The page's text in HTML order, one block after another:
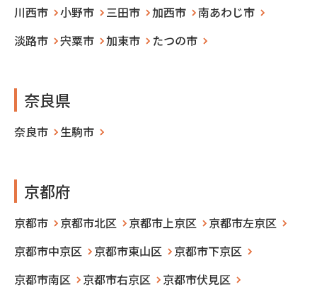
川西市
小野市 三田市 加西市
南あわじ市
淡路市
宍粟市 加東市 たつの市
奈良県
奈良市 生駒市
京都府
京都市 京都市北区 京都市上京区
京都市左京区
京都市中京区
京都市東山区
京都市下京区
京都市南区
京都市右京区
京都市伏見区